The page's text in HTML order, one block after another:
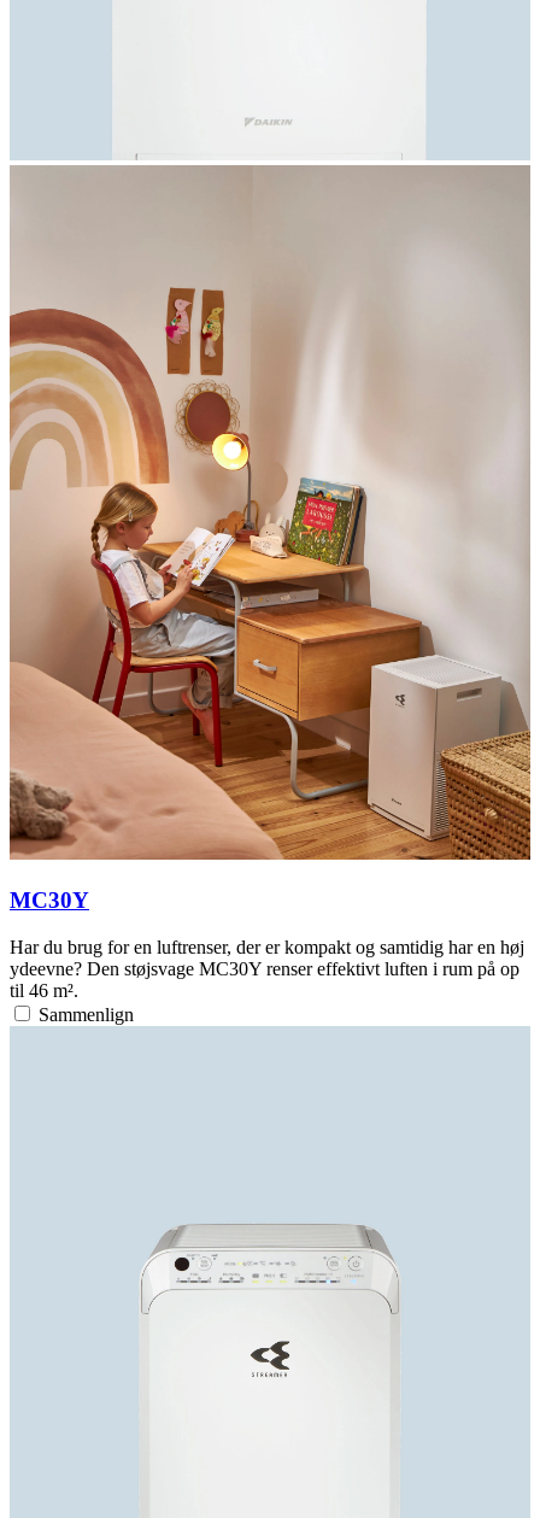
MC30Y
Har du brug for en luftrenser, der er kompakt og samtidig har en høj
ydeevne? Den støjsvage MC30Y renser effektivt luften i rum på op
til 46 m².
Sammenlign